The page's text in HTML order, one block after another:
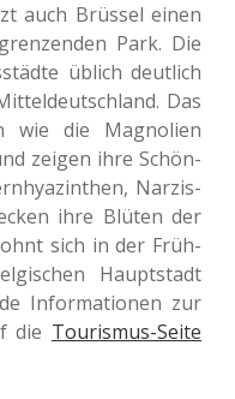
auch Brüs­sel einen
Park. Die
üblich deut­lich
Das
wie die Magno­li­en
zeigen ihre Schön­
Nar­zis­
ihre Blüten der
sich in der Früh­
Haupt­stadt
Infor­ma­tio­nen zur
die Tou­ris­mus-Seite